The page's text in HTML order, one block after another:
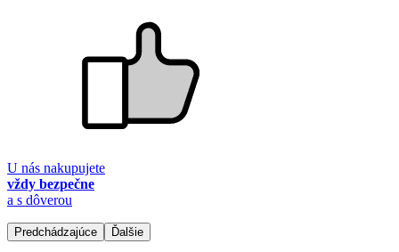
U nás nakupujete
vždy bezpečne
a s dôverou
Predchádzajúce Ďalšie